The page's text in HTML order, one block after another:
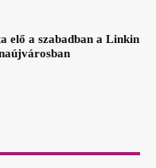
elő a szabadban a Linkin